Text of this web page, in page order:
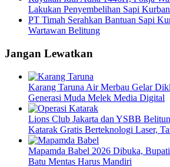
Lakukan Penyembelihan Sapi
PT Timah Serahkan Bantuan Sapi
Wartawan Belitung
Jangan Lewatkan
Karang Taruna Air Merbau Gelar
Generasi Muda Melek Media Digital
Lions Club Jakarta dan YSBB
Katarak Gratis Berteknologi Laser,
Mapamda Babel 2026 Dibuka,
Batu Mentas Harus Mandiri